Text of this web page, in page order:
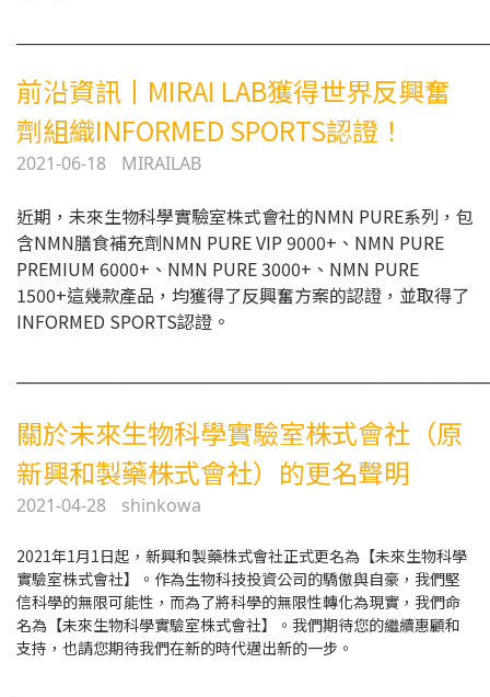
前沿資訊丨MIRAI LAB獲得世界反興奮
劑組織INFORMED SPORTS認證！
2021-06-18 MIRAILAB
近期，未來生物科學實驗室株式會社的NMN PURE系列，包
含NMN膳食補充劑NMN PURE VIP 9000+、NMN PURE
PREMIUM 6000+、NMN PURE 3000+、NMN PURE
1500+這幾款產品，均獲得了反興奮方案的認證，並取得了
INFORMED SPORTS認證。
關於未來生物科學實驗室株式會社（原
新興和製藥株式會社）的更名聲明
2021-04-28 shinkowa
2021年1月1日起，新興和製藥株式會社正式更名為【未來生物科學
實驗室株式會社】。作為生物科技投資公司的驕傲與自豪，我們堅
信科學的無限可能性，而為了將科學的無限性轉化為現實，我們命
名為【未來生物科學實驗室株式會社】。我們期待您的繼續惠顧和
支持，也請您期待我們在新的時代邁出新的一步。